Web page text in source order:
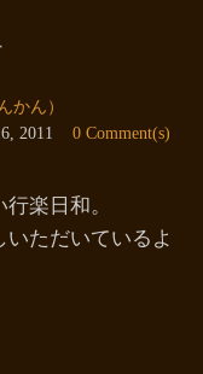
かん）
2011 0 Comment(s)
楽日和。
ただいているよ